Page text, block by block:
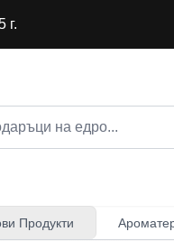
г.
Продукти